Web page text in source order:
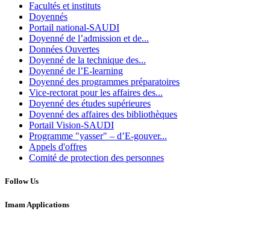
Facultés et instituts
Doyennés
Portail national-SAUDI
Doyenné de l’admission et de...
Données Ouvertes
Doyenné de la technique des...
Doyenné de l’E-learning
Doyenné des programmes préparatoires
Vice-rectorat pour les affaires des...
Doyenné des études supérieures
Doyenné des affaires des bibliothèques
Portail Vision-SAUDI
Programme "yasser" – d’E-gouver...
Appels d'offres
Comité de protection des personnes
Follow Us
Imam Applications